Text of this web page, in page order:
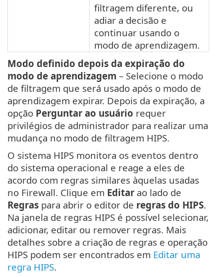
filtragem diferente, ou
adiar a decisão e
continuar usando o
modo de aprendizagem.
Modo definido depois da expiração do
modo de aprendizagem – Selecione o modo
de filtragem que será usado após o modo de
aprendizagem expirar. Depois da expiração, a
opção Perguntar ao usuário requer
privilégios de administrador para realizar uma
mudança no modo de filtragem HIPS.
O sistema HIPS monitora os eventos dentro
do sistema operacional e reage a eles de
acordo com regras similares àquelas usadas
no Firewall. Clique em Editar ao lado de
Regras para abrir o editor de regras do HIPS.
Na janela de regras HIPS é possível selecionar,
adicionar, editar ou remover regras. Mais
detalhes sobre a criação de regras e operação
HIPS podem ser encontrados em Editar uma
regra HIPS.